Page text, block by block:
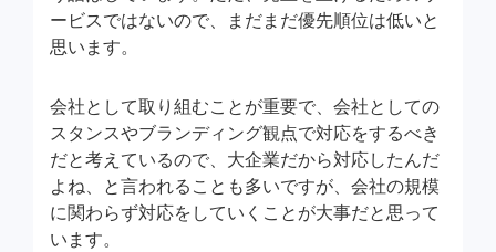
ービスではないので、まだまだ優先順位は低いと
思います。
会社として取り組むことが重要で、会社としての
スタンスやブランディング観点で対応をするべき
だと考えているので、大企業だから対応したんだ
よね、と言われることも多いですが、会社の規模
に関わらず対応をしていくことが大事だと思って
います。